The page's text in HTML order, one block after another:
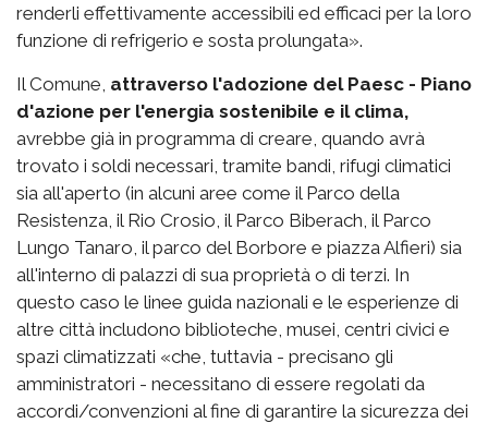
renderli effettivamente accessibili ed efficaci per la loro
funzione di refrigerio e sosta prolungata».
Il Comune, attraverso l'adozione del Paesc - Piano
d'azione per l'energia sostenibile e il clima,
avrebbe già in programma di creare, quando avrà
trovato i soldi necessari, tramite bandi, rifugi climatici
sia all'aperto (in alcuni aree come il Parco della
Resistenza, il Rio Crosio, il Parco Biberach, il Parco
Lungo Tanaro, il parco del Borbore e piazza Alfieri) sia
all'interno di palazzi di sua proprietà o di terzi. In
questo caso le linee guida nazionali e le esperienze di
altre città includono biblioteche, musei, centri civici e
spazi climatizzati «che, tuttavia - precisano gli
amministratori - necessitano di essere regolati da
accordi/convenzioni al fine di garantire la sicurezza dei